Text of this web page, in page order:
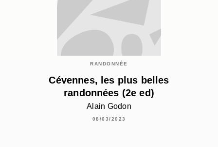
RANDONNÉE
Cévennes, les plus belles
randonnées (2e ed)
Alain Godon
08/03/2023